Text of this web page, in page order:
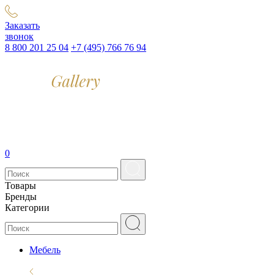
Заказать
звонок
8 800 201 25 04 +7 (495) 766 76 94
0
Товары
Бренды
Категории
Мебель